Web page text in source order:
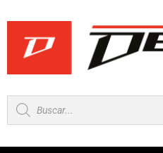
Búsqueda
de
productos